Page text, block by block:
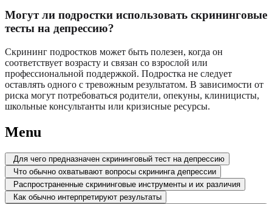
Могут ли подростки использовать скрининговые
тесты на депрессию?
Скрининг подростков может быть полезен, когда он
соответствует возрасту и связан со взрослой или
профессиональной поддержкой. Подростка не следует
оставлять одного с тревожным результатом. В зависимости от
риска могут потребоваться родители, опекуны, клиницисты,
школьные консультанты или кризисные ресурсы.
Menu
Для чего предназначен скрининговый тест на депрессию
Что обычно охватывают вопросы скрининга депрессии
Распространенные скрининговые инструменты и их различия
Как обычно интерпретируют результаты